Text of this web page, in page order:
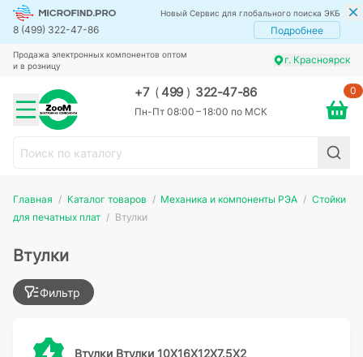
Новый Сервис для глобального поиска ЭКБ
8 (499) 322-47-86 Подробнее
Продажа электронных компонентов оптом
и в розницу
г. Красноярск
+7 (499 ) 322-47-86
Пн-Пт 08:00 – 18:00 по МСК
0
Главная Каталог товаров Механика и компоненты РЭА
Стойки
для печатных плат
Втулки
Втулки
Фильтр
Втулки Втулки 10Х16Х12Х7.5Х2